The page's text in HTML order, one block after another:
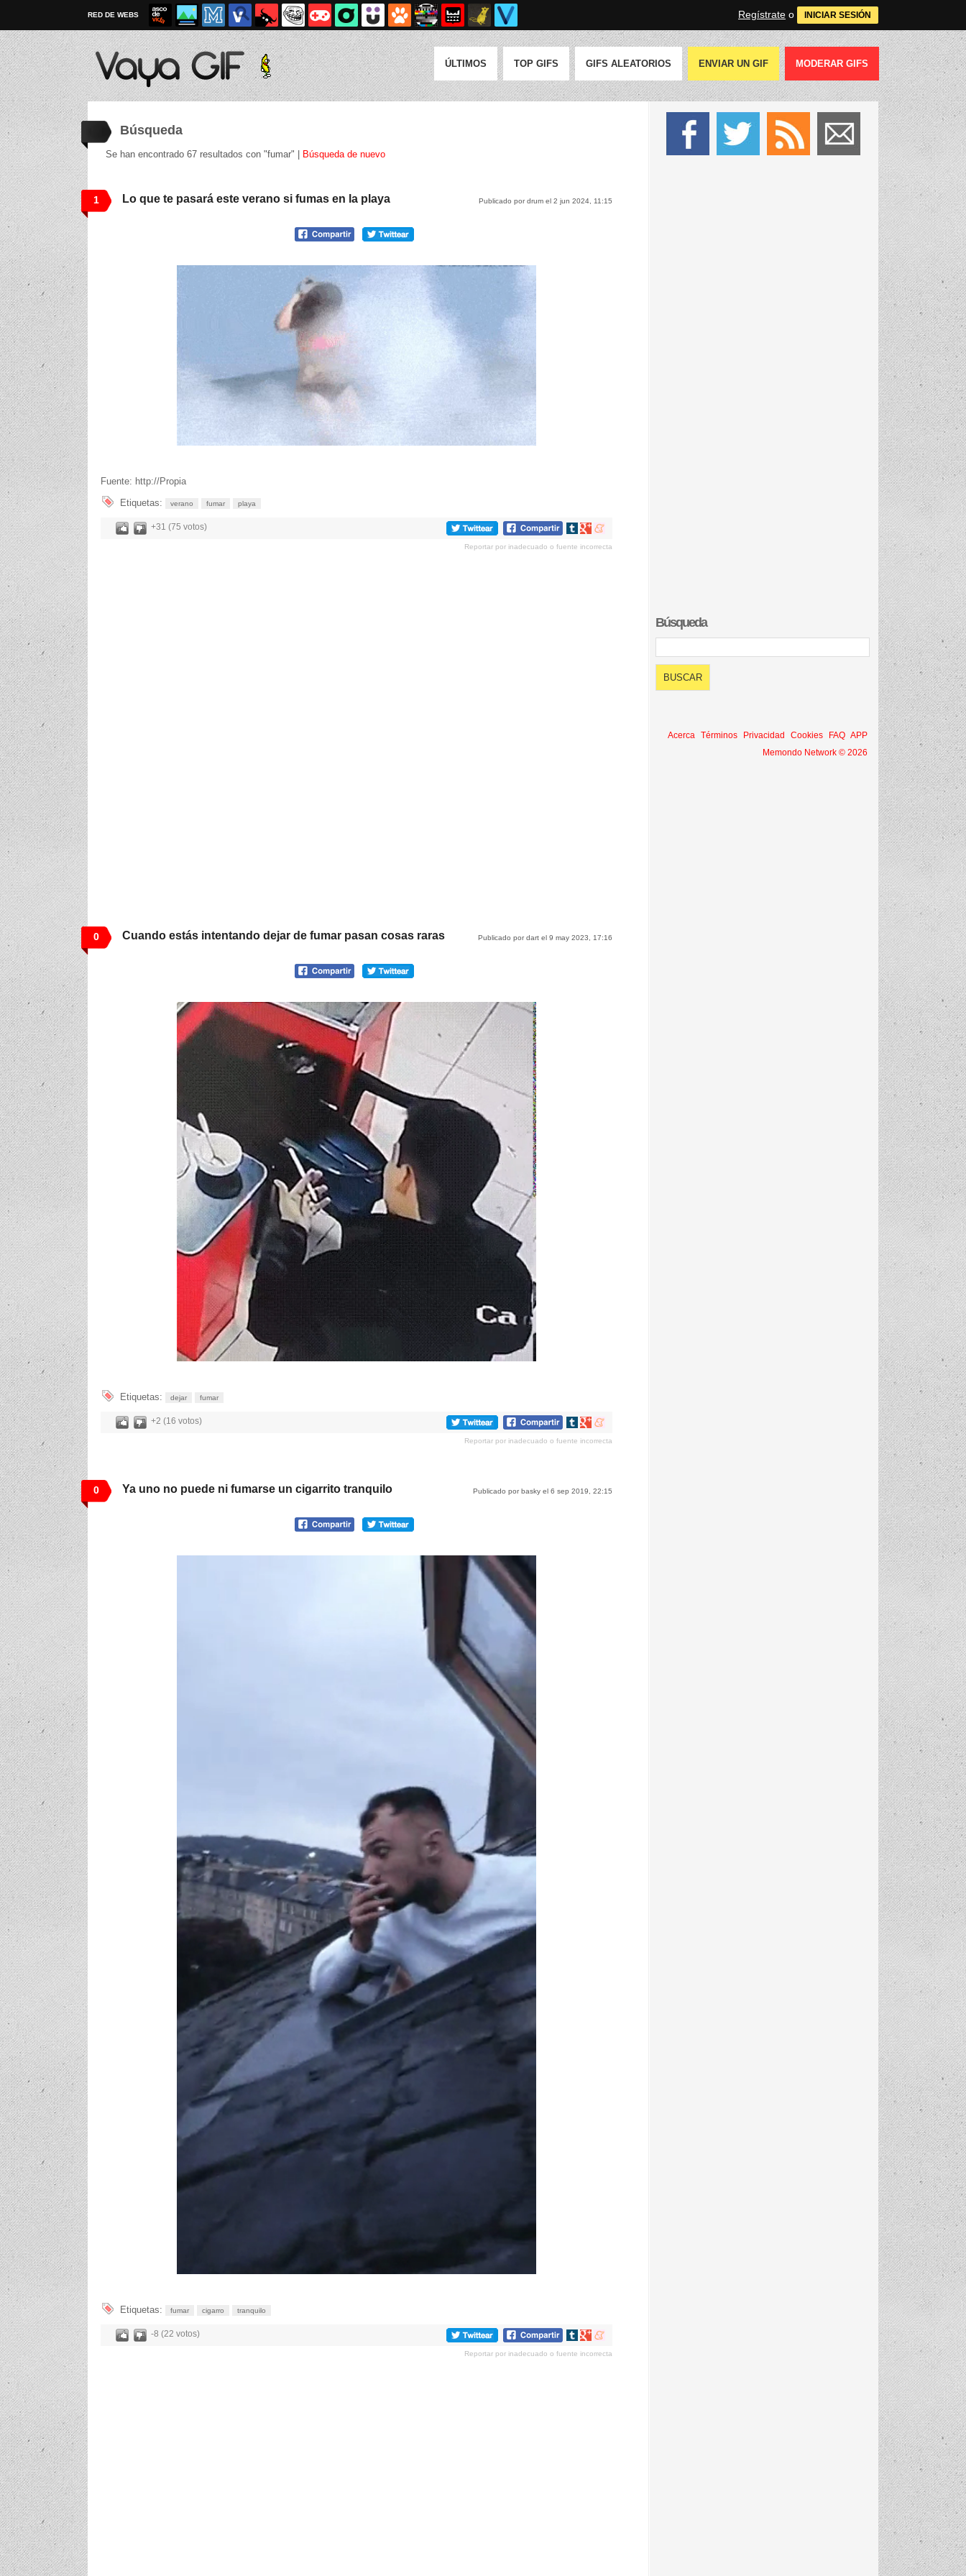
RED DE WEBS Regístrate o INICIAR SESIÓN
ÚLTIMOS TOP GIFS GIFS ALEATORIOS ENVIAR UN GIF MODERAR GIFS
Búsqueda
Se han encontrado 67 resultados con "fumar" | Búsqueda de nuevo
1 Publicado por drum el 2 jun 2024, 11:15
Lo que te pasará este verano si fumas en la playa
Fuente: http://Propia
Etiquetas:
verano fumar playa
+31 (75 votos)
Compartir
tumblr
Compartir
Google+
Compartir
meneame
Reportar por inadecuado o fuente incorrecta
0 Publicado por dart el 9 may 2023, 17:16
Cuando estás intentando dejar de fumar pasan cosas raras
Etiquetas: dejar fumar
+2 (16 votos)
Compartir
tumblr
Compartir
Google+
Compartir
meneame
Reportar por inadecuado o fuente incorrecta
0 Publicado por basky el 6 sep 2019, 22:15
Ya uno no puede ni fumarse un cigarrito tranquilo
Etiquetas: fumar cigarro tranquilo
-8 (22 votos)
Compartir
tumblr
Compartir
Google+
Compartir
meneame
Reportar por inadecuado o fuente incorrecta
Búsqueda
Acerca Términos Privacidad Cookies FAQ APP
Memondo Network © 2026